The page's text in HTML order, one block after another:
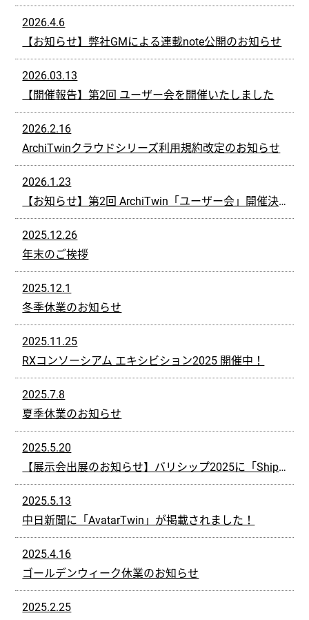
2026.4.6
【お知らせ】弊社GMによる連載note公開のお知らせ
2026.03.13
【開催報告】第2回 ユーザー会を開催いたしました
2026.2.16
ArchiTwinクラウドシリーズ利用規約改定のお知らせ
2026.1.23
【お知らせ】第2回 ArchiTwin「ユーザー会」開催決定！（3月5日）
2025.12.26
年末のご挨拶
2025.12.1
冬季休業のお知らせ
2025.11.25
RXコンソーシアム エキシビション2025 開催中！
2025.7.8
夏季休業のお知らせ
2025.5.20
【展示会出展のお知らせ】バリシップ2025に「ShipTwin」を出展します！
2025.5.13
中日新聞に「AvatarTwin」が掲載されました！
2025.4.16
ゴールデンウィーク休業のお知らせ
2025.2.25